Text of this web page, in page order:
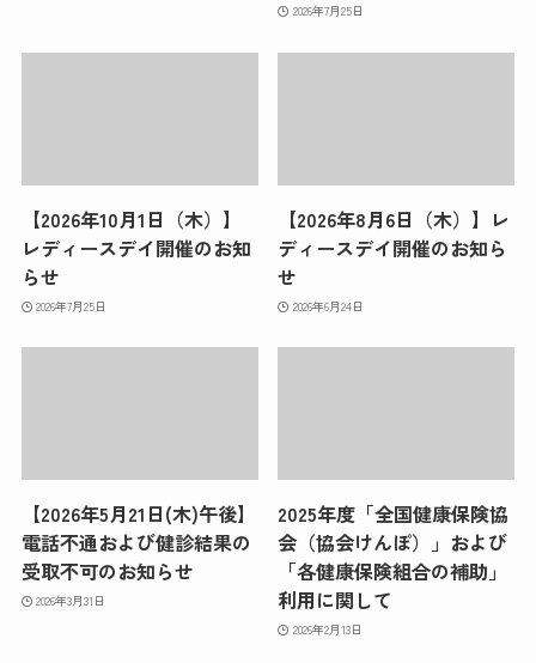
2026年7月25日
【2026年10月1日（木）】
レディースデイ開催のお知
らせ
2026年7月25日
【2026年8月6日（木）】 レ
ディースデイ開催のお知ら
せ
2026年6月24日
【2026年5月21日(木)午後】
電話不通および健診結果の
受取不可のお知らせ
2026年3月31日
2025年度「全国健康保険協
会（協会けんぽ）」および
「各健康保険組合の補助」
利用に関して
2026年2月13日